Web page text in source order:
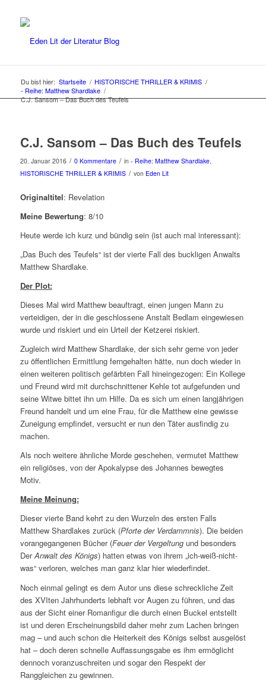
Du bist hier: Startseite / HISTORISCHE THRILLER & KRIMIS /
- Reihe: Matthew Shardlake /
C.J. Sansom – Das Buch des Teufels
C.J. Sansom – Das Buch des Teufels
20. Januar 2016 / 0 Kommentare / in - Reihe: Matthew Shardlake,
HISTORISCHE THRILLER & KRIMIS / von Eden Lit
Originaltitel: Revelation
Meine Bewertung: 8/10
Heute werde ich kurz und bündig sein (ist auch mal interessant):
„Das Buch des Teufels“ ist der vierte Fall des buckligen Anwalts
Matthew Shardlake.
Der Plot:
Dieses Mal wird Matthew beauftragt, einen jungen Mann zu
verteidigen, der in die geschlossene Anstalt Bedlam eingewiesen
wurde und riskiert und ein Urteil der Ketzerei riskiert.
Zugleich wird Matthew Shardlake, der sich sehr gerne von jeder
zu öffentlichen Ermittlung ferngehalten hätte, nun doch wieder in
einen weiteren politisch gefärbten Fall hineingezogen: Ein Kollege
und Freund wird mit durchschnittener Kehle tot aufgefunden und
seine Witwe bittet ihn um Hilfe. Da es sich um einen langjährigen
Freund handelt und um eine Frau, für die Matthew eine gewisse
Zuneigung empfindet, versucht er nun den Täter ausfindig zu
machen.
Als noch weitere ähnliche Morde geschehen, vermutet Matthew
ein religiöses, von der Apokalypse des Johannes bewegtes
Motiv.
Meine Meinung:
Dieser vierte Band kehrt zu den Wurzeln des ersten Falls
Matthew Shardlakes zurück (Pforte der Verdammnis). Die beiden
vorangegangenen Bücher (Feuer der Vergeltungund besonders
DerAnwalt des Königs) hatten etwas von ihrem „ich-weiß-nicht-
was“ verloren, welches man ganz klar hier wiederfindet.
Noch einmal gelingt es dem Autor uns diese schreckliche Zeit
des XVIten Jahrhunderts lebhaft vor Augen zu führen, und das
aus der Sicht einer Romanfigur die durch einen Buckel entstellt
ist und deren Erscheinungsbild daher mehr zum Lachen bringen
mag – und auch schon die Heiterkeit des Königs selbst ausgelöst
hat – doch deren schnelle Auffassungsgabe es ihm ermöglicht
dennoch voranzuschreiten und sogar den Respekt der
Ranggleichen zu gewinnen.